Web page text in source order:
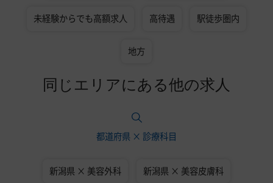
未経験からでも高額求人 高待遇 駅徒歩圏内
地方
同じエリアにある他の求人
都道府県 × 診療科目
新潟県 × 美容外科 新潟県 × 美容皮膚科